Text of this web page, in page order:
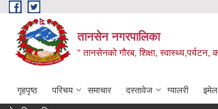
Skip to main content
तानसेन नगरपालिका
" तानसेनको गौरब, शिक्षा, स्वास्थ्य,पर्यटन,
गृहपृष्ठ परिचय समाचार दस्तावेज ग्यालरी इमेल